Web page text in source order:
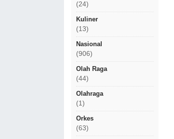
(24)
Kuliner
(13)
Nasional
(906)
Olah Raga
(44)
Olahraga
(1)
Orkes
(63)